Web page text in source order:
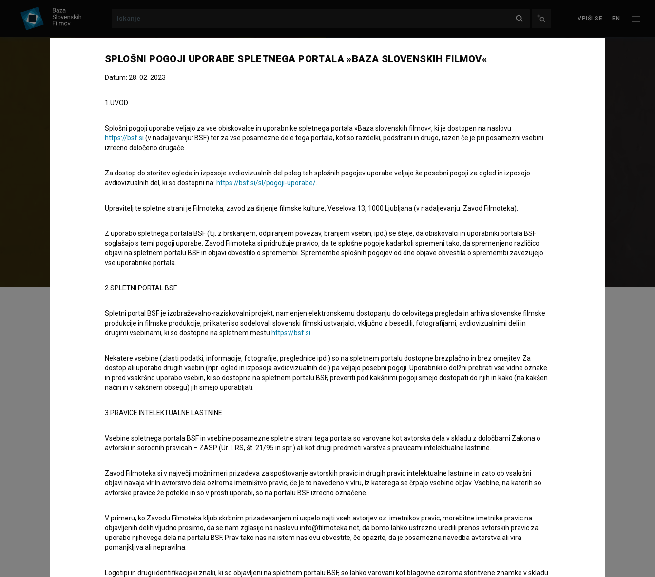
VPIŠI SE EN
Pipi in Popi
Brezplačen ogled
lahko pripelje do veliko bolj napačnih dejanj. Tako se čisto ne namerna klofuta spreobrne v brtasko
Katja Pivk
(1)
SPLOŠNI POGOJI UPORABE SPLETNEGA PORTALA »BAZA SLOVENSKIH FILMOV«
Datum: 28. 02. 2023
1.UVOD
Splošni pogoji uporabe veljajo za vse obiskovalce in uporabnike spletnega portala »Baza slovenskih filmov«, ki je dostopen na naslovu
https://bsf.si (v nadaljevanju: BSF) ter za vse posamezne dele tega portala, kot so razdelki, podstrani in drugo, razen če je pri posamezni vsebini
izrecno določeno drugače.
Za dostop do storitev ogleda in izposoje avdiovizualnih del poleg teh splošnih pogojev uporabe veljajo še posebni pogoji za ogled in izposojo
avdiovizualnih del, ki so dostopni na: https://bsf.si/sl/pogoji-uporabe/
Upravitelj te spletne strani je Filmoteka, zavod za širjenje filmske kulture, Veselova 13, 1000 Ljubljana (v nadaljevanju: Zavod Filmoteka).
Z uporabo spletnega portala BSF (t.j. z brskanjem, odpiranjem povezav, branjem vsebin, ipd.) se šteje, da obiskovalci in uporabniki portala BSF
soglašajo s temi pogoji uporabe. Zavod Filmoteka si pridružuje pravico, da te splošne pogoje kadarkoli spremeni tako, da spremenjeno različico
objavi na spletnem portalu BSF in objavi obvestilo o spremembi. Spremembe splošnih pogojev od dne objave obvestila o spremembi zavezujejo
vse uporabnike portala.
2.SPLETNI PORTAL BSF
Spletni portal BSF je izobraževalno-raziskovalni projekt, namenjen elektronskemu dostopanju do celovitega pregleda in arhiva slovenske filmske
produkcije in filmske produkcije, pri kateri so sodelovali slovenski filmski ustvarjalci, vključno z besedili, fotografijami, avdiovizualnimi deli in
drugimi vsebinami, ki so dostopne na spletnem mestu https://bsf.si
Nekatere vsebine (zlasti podatki, informacije, fotografije, preglednice ipd.) so na spletnem portalu dostopne brezplačno in brez omejitev. Za
dostop ali uporabo drugih vsebin (npr. ogled in izposoja avdiovizualnih del) pa veljajo posebni pogoji. Uporabniki o dolžni prebrati vse vidne oznake
in pred vsakršno uporabo vsebin, ki so dostopne na spletnem portalu BSF, preveriti pod kakšnimi pogoji smejo dostopati do njih in kako (na kakšen
način in v kakšnem obsegu) jih smejo uporabljati.
3.PRAVICE INTELEKTUALNE LASTNINE
Vsebine spletnega portala BSF in vsebine posamezne spletne strani tega portala so varovane kot avtorska dela v skladu z določbami Zakona o
avtorski in sorodnih pravicah – ZASP (Ur. l. RS, št. 21/95 in spr.) ali kot drugi predmeti varstva s pravicami intelektualne lastnine.
Zavod Filmoteka si v največji možni meri prizadeva za spoštovanje avtorskih pravic in drugih pravic intelektualne lastnine in zato ob vsakršni
objavi navaja vir in avtorstvo dela oziroma imetništvo pravic, če je to navedeno v viru, iz katerega se črpajo vsebine objav. Vsebine, na katerih so
avtorske pravice že potekle in so v prosti uporabi, so na portalu BSF izrecno označene.
V primeru, ko Zavodu Filmoteka kljub skrbnim prizadevanjem ni uspelo najti vseh avtorjev oz. imetnikov pravic, morebitne imetnike pravic na
objavljenih delih vljudno prosimo, da se nam zglasijo na naslovu info@filmoteka.net, da bomo lahko ustrezno uredili prenos avtorskih pravic za
uporabo njihovega dela na portalu BSF. Prav tako nas na istem naslovu obvestite, če opazite, da je posamezna navedba avtorstva ali vira
pomanjkljiva ali nepravilna.
Logotipi in drugi identifikacijski znaki, ki so objavljeni na spletnem portalu BSF, so lahko varovani kot blagovne oziroma storitvene znamke v skladu